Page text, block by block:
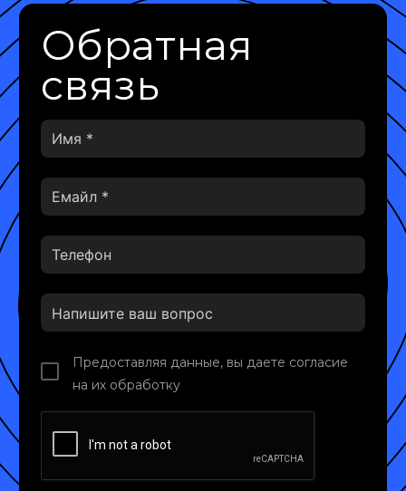
Обратная
связь
Предоставляя данные, вы даете согласие
на их обработку